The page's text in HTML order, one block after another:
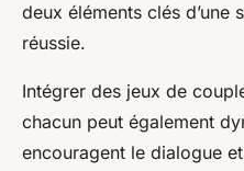
deux éléments clés d’une
réussie.
Intégrer des jeux de
chacun peut également
encouragent le dialogue